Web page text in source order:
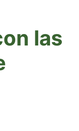
las